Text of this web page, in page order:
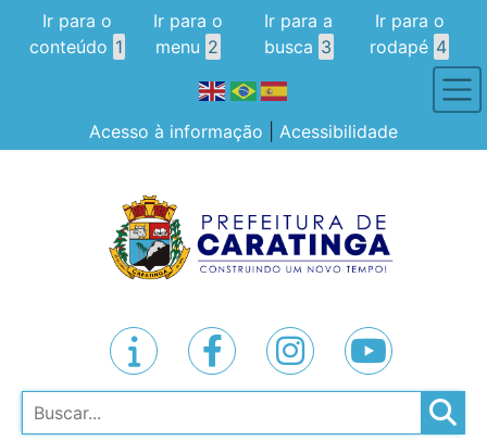
Ir para o
conteúdo 1
Ir para o
menu 2
Ir para a
busca 3
Ir para o
rodapé 4
Acesso à informação Acessibilidade
Pesquisar